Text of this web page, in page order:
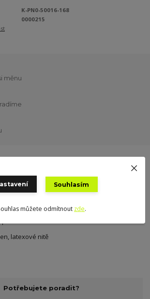
K-PN0-50016-168
0000215
měnu
Hodnocení
latexové nitě
Potřebujete poradit?
Souhlasím
můžete odmítnout zde.